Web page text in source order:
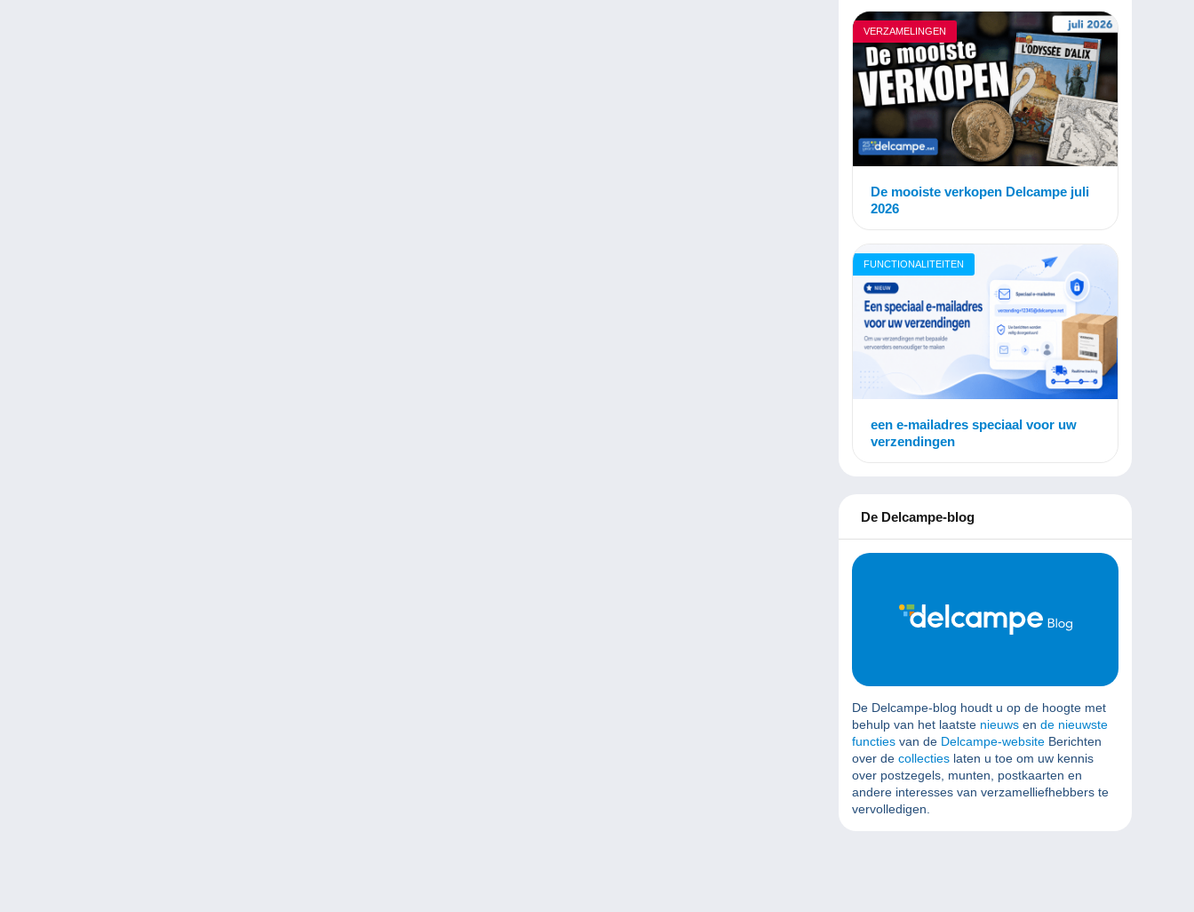
VERZAMELINGEN
De mooiste verkopen Delcampe juli
2026
FUNCTIONALITEITEN
een e-mailadres speciaal voor uw
verzendingen
De Delcampe-blog
De Delcampe-blog houdt u op de hoogte met
behulp van het laatste nieuws en de nieuwste
functies van de Delcampe-website Berichten
over de collecties laten u toe om uw kennis
over postzegels, munten, postkaarten en
andere interesses van verzamelliefhebbers te
vervolledigen.